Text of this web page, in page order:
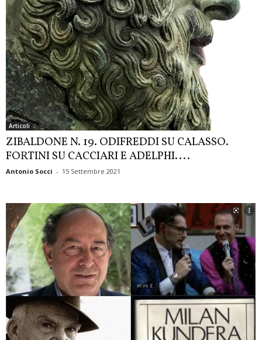
Articoli
ZIBALDONE N. 19. ODIFREDDI SU CALASSO.
FORTINI SU CACCIARI E ADELPHI....
Antonio Socci - 15 Settembre 2021